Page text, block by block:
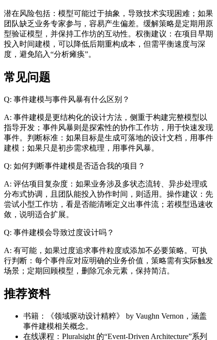
潜在风险包括：模型可能过于抽象，导致技术实现困难；如果
团队缺乏业务专家参与，容易产生偏差。缓解策略是定期用原
型验证模型，并保持工作坊的互动性。权衡建议：在项目早期
投入时间建模，可以降低后期重构成本，但需平衡速度与深
度，避免陷入“分析瘫痪”。
常见问题
Q: 事件建模与事件风暴有什么区别？
A: 事件建模是更结构化的设计方法，侧重于构建完整模型以
指导开发；事件风暴则是探索性的协作工作坊，用于快速发现
事件。判断标准：如果目标是生成可落地的设计文档，用事件
建模；如果只是初步需求梳理，用事件风暴。
Q: 如何判断事件建模是否适合我的项目？
A: 评估项目复杂度：如果业务涉及多状态流转、异步处理或
分布式协调，且团队能投入协作时间，则适用。操作建议：先
尝试小型工作坊，看是否能清晰定义出事件流；若模型迅速收
敛，说明适合扩展。
Q: 事件建模会导致过度设计吗？
A: 有可能，如果过度追求事件粒度或添加不必要策略。可执
行判断：每个事件应对应明确的业务价值，策略需有实际触发
场景；定期回顾模型，删除冗余元素，保持简洁。
推荐资料
书籍：《领域驱动设计精粹》 by Vaughn Vernon，涵盖
事件建模相关概念。
在线课程：Pluralsight 的“Event-Driven Architecture”系列